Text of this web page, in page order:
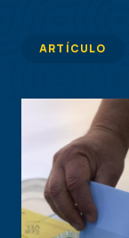
ARTÍCULO